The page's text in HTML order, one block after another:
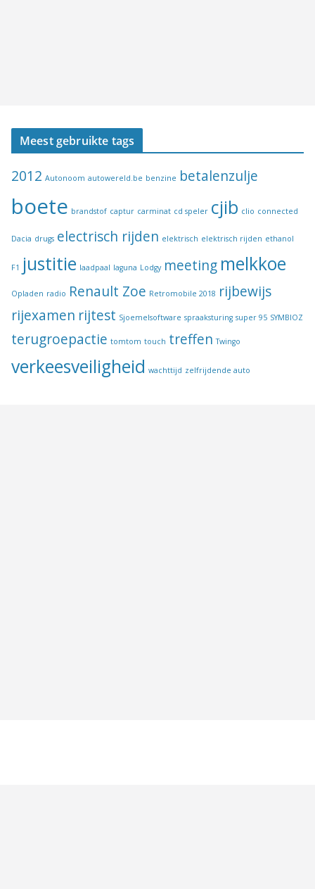
Meest gebruikte tags
2012 Autonoom autowereld.be benzine betalenzulje
boete brandstof captur carminat cd speler cjib clio connected
Dacia drugs electrisch rijden elektrisch elektrisch rijden ethanol
F1 justitie laadpaal laguna Lodgy meeting melkkoe
Opladen radio Renault Zoe Retromobile 2018 rijbewijs
rijexamen rijtest Sjoemelsoftware spraaksturing super 95 SYMBIOZ
terugroepactie tomtom touch treffen Twingo
verkeesveiligheid wachttijd zelfrijdende auto